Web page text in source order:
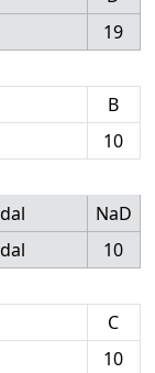
19
B
10
NaD
10
C
10